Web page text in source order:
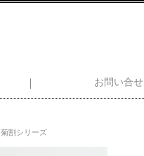
お問い合せ
菊割シリーズ